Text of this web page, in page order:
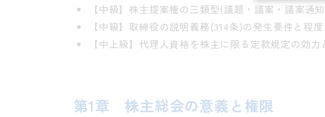
【中級】株主提案権の三類型(議題・議案・議案通
【中級】取締役の説明義務(314条)の発生要件と程度
【中上級】代理人資格を株主に限る定款規定の効力
第1章 株主総会の意義と権限